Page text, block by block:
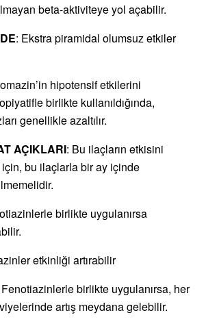
beta-aktiviteye yol açabilir.
: Ekstra piramidal olumsuz etkiler
hipotensif etkilerini
birlikte kullanıldığında,
genellikle azaltılır.
AÇIKLARI: Bu ilaçların etkisini
bu ilaçlarla bir ay içinde
birlikte uygulanırsa
etkinliği artırabilir
birlikte uygulanırsa, her
artış meydana gelebilir.